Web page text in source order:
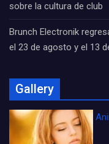
sobre la cultura de club
Brunch Electronik
el 23 de agosto y el 13
Gallery